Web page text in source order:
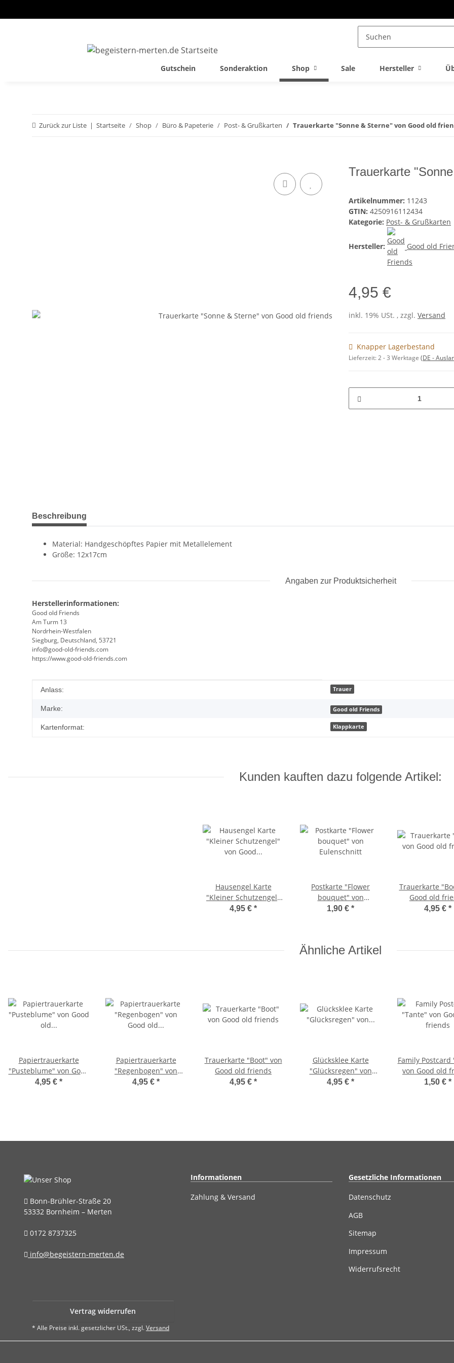
Gutschein Sonderaktion Shop Sale Hersteller
Zurück zur Liste Startseite Shop Büro & Papeterie Post- & Grußkarten Trauerkarte "Sonne & Sterne" von Good old
Trauerkarte
Artikelnummer: 11243
GTIN: 4250916112434
Kategorie: Post- & Grußkarten
Hersteller: Good old
4,95 €
inkl. 19% USt. , zzgl. Versand
Knapper Lagerbestand
Lieferzeit:2 - 3 Werktage (DE -
weitere Registerkarten anzeigen
Beschreibung
Material: Handgeschöpftes Papier mit Metallelement
Größe: 12x17cm
Angaben zur Produktsicherheit
Herstellerinformationen:
Good old Friends
Am Turm 13
Nordrhein-Westfalen
Siegburg, Deutschland, 53721
info@good-old-friends.com
https://www.good-old-friends.com
Produkteigenschaft
Wert
Anlass: Trauer
Marke: Good old Friends
Kartenformat: Klappkarte
Kunden kauften dazu folgende Artikel:
Hausengel Karte
"Kleiner Schutzengel"
von Good old friends
4,95 € *
Postkarte "Flower
bouquet" von
Eulenschnitt
1,90 € *
Trauerkarte
Good old
4,95 € *
Ähnliche Artikel
Papiertrauerkarte
"Pusteblume" von Good
old friends
4,95 € *
Papiertrauerkarte
"Regenbogen" von
Good old friends
4,95 € *
Trauerkarte "Boot" von
Good old friends
4,95 € *
Glücksklee Karte
"Glücksregen" von
Good old friends
4,95 € *
Family Postcard
von Good old
1,50 € *
Bonn-Brühler-Straße 20
53332 Bornheim – Merten
0172 8737325
info@begeistern-merten.de
Informationen
Zahlung & Versand
Gesetzliche Informationen
Datenschutz
AGB
Sitemap
Impressum
Widerrufsrecht
Vertrag widerrufen
* Alle Preise inkl. gesetzlicher USt., zzgl.Versand